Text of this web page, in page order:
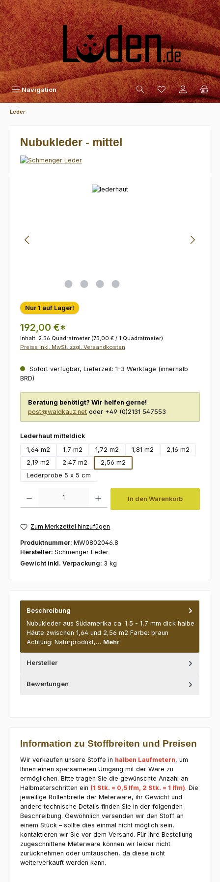
Zum Hauptinhalt springen
Navigation
Leder
Nubukleder - mittel
Bildergalerie überspringen
Nur 1 auf Lager!
192,00 €*
Inhalt: 2.56 Quadratmeter (75,00 € / 1 Quadratmeter)
Preise inkl. MwSt. zzgl. Versandkosten
Sofort verfügbar, Lieferzeit: 1-3 Werktage (innerhalb
BRD)
Beratung benötigt? Wir helfen gerne!
post@waldkauz.net oder +49 (0)2131 547553
Lederhaut mitteldickauswählen
1,64 m2
1,7 m2 1,72 m2 1,81 m2
2,16 m2
2,19 m2
2,47 m2
2,56 m2
Lederprobe 5 x 5 cm
In den Warenkorb
Zum Merkzettel hinzufügen
Produktnummer: MW0802046.8
Hersteller: Schmenger Leder
Gewicht inkl. Verpackung: 3 kg
Beschreibung
Nubukleder aus Südamerika ca. 1,5 - 1,7 mm dick halbe
Häute zwischen 1,64 und 2,56 m2 Farbe: braun
Achtung: Naturprodukt,… Mehr
Hersteller
Bewertungen
Information zu Stoffbreiten und Preisen
Wir verkaufen unsere Stoffe in halben Laufmetern, um
Ihnen einen sparsameren Umgang mit der Ware zu
ermöglichen. Bitte tragen Sie die gewünschte Anzahl an
Halbmeterschritten ein (1 Stk. = 0,5 lfm, 2 Stk. = 1 lfm). Die
jeweilige Rollenbreite der Meterware, ihr Gewicht und
andere technische Details finden Sie in der folgenden
Beschreibung. Gewöhnlich versenden wir den Stoff an
einem Stück – sollte dies einmal nicht möglich sein,
kontaktieren wir Sie vor dem Versand. Für Ihre Bestellung
zugeschnittene Meterware können wir leider nicht
zurücknehmen oder umtauschen, da diese nicht
weiterverkauft werden kann.